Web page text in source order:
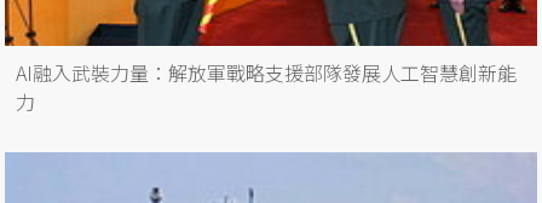
AI融入武裝力量：解放軍戰略支援部隊發展人工智慧創新能
力